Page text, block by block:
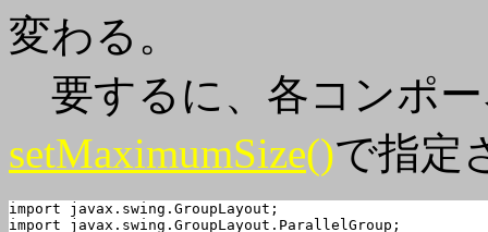
変わる。
要するに、各コンポ
setMaximumSize()で指定
import javax.swing.GroupLayout;
import javax.swing.GroupLayout.ParallelGroup;